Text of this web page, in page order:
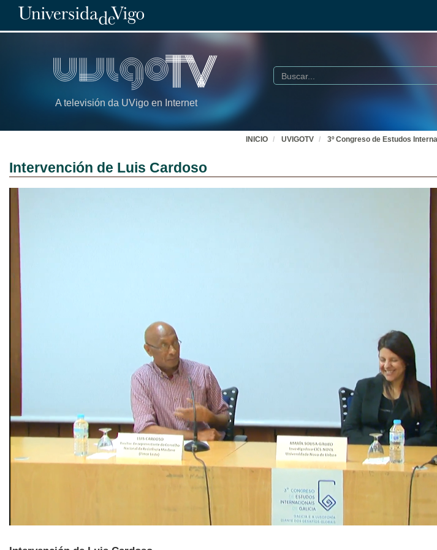
A televisión da UVigo en Internet
Buscar
INICIO UVIGOTV 3º Congreso de Estudos
Intervención de Luis Cardoso